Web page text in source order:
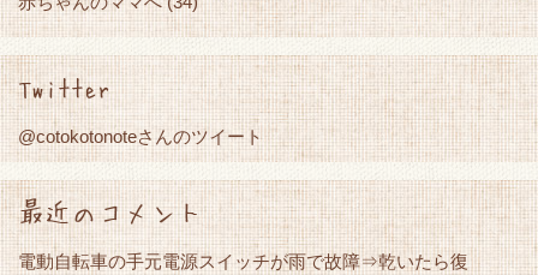
Twitter
@cotokotonoteさんのツイート
最近のコメント
電動自転車の手元電源スイッチが雨で故障⇒乾いたら復